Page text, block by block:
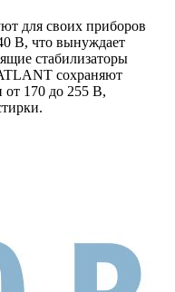
для своих приборов
В, что вынуждает
стабилизаторы
сохраняют
от 170 до 255 В,